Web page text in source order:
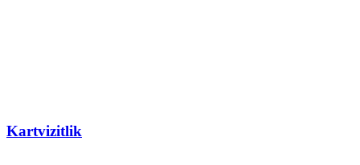
Kartvizitlik